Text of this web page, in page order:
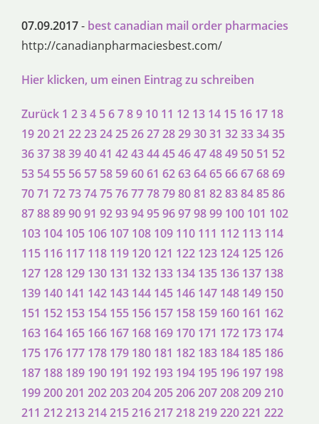
07.09.2017- best canadian mail order pharmacies
http://canadianpharmaciesbest.com/
Hier klicken, um einen Eintrag zu schreiben
Zurück 1 234 56789 10 11 12 13 14 15 16 17 18
192021 22232425262728293031 32333435
363738394041 4243444546474849 50 51 52
53 54 55 56 57 58 596061 6263646566676869
7071 72737475767778798081 8283848586
8788899091 9293949596979899 100 101 102
103 104 105 106 107 108 109 110 111 112 113 114
115 116 117 118 119 120 121 122 123 124 125 126
127 128 129 130 131 132 133 134 135 136 137 138
139 140 141 142 143 144 145 146 147 148 149 150
151 152 153 154 155 156 157 158 159 160 161 162
163 164 165 166 167 168 169 170 171 172 173 174
175 176 177 178 179 180 181 182 183 184 185 186
187 188 189 190 191 192 193 194 195 196 197 198
199200201 202203204205206207208209210
211 212213214215216217218219220221 222